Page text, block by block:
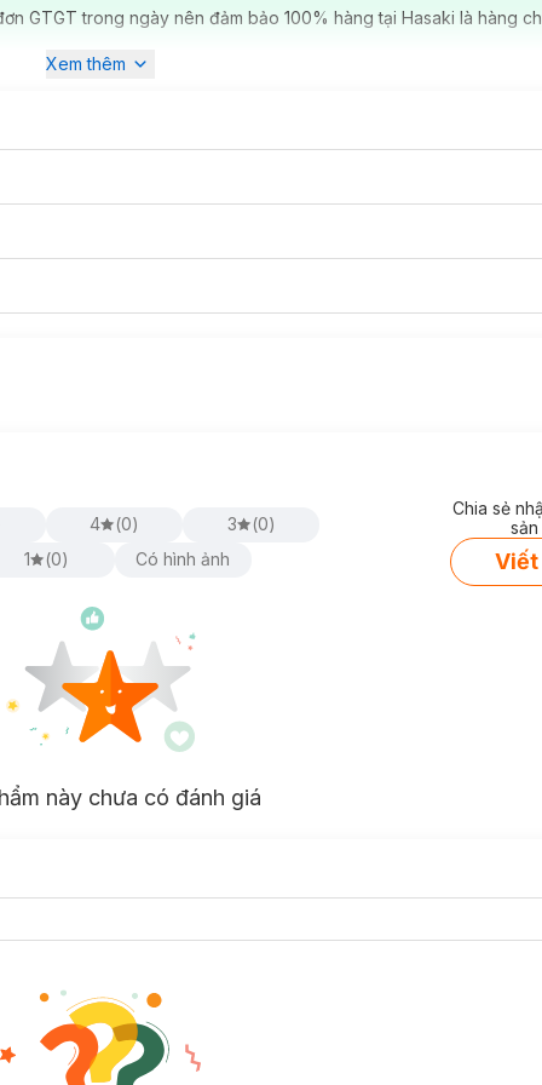
GTGT trong ngày nên đảm bảo 100% hàng tại Hasaki là hàng
Xem thêm
4 (0) 3 (0)
1
(0) Có hình ảnh
Chia sẻ
Viết
này chưa có đánh giá